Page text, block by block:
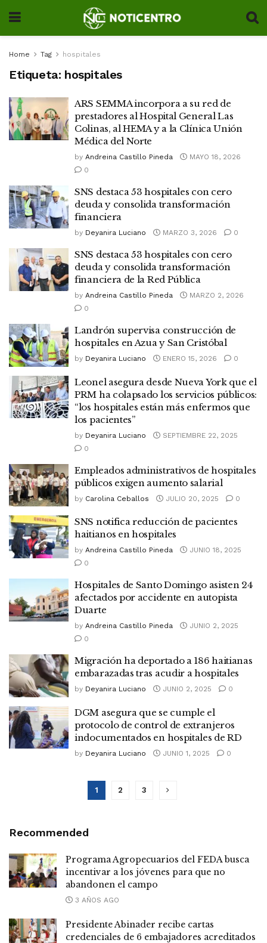
Home Tag hospitales
Etiqueta: hospitales
ARS SEMMA incorpora a su red de
prestadores al Hospital General Las
Colinas, al HEMA y a la Clínica Unión
Médica del Norte
by Andreina Castillo Pineda
MAYO 18, 2026
0
SNS destaca 53 hospitales con cero
deuda y consolida transformación
financiera
by Deyanira Luciano MARZO 3, 2026 0
SNS destaca 53 hospitales con cero
deuda y consolida transformación
financiera de la Red Pública
by Andreina Castillo Pineda
MARZO 2, 2026
0
Landrón supervisa construcción de
hospitales en Azua y San Cristóbal
by Deyanira Luciano ENERO 15, 2026 0
Leonel asegura desde Nueva York que el
PRM ha colapsado los servicios públicos:
“los hospitales están más enfermos que
los pacientes”
by Deyanira Luciano
SEPTIEMBRE 22, 2025
0
Empleados administrativos de hospitales
públicos exigen aumento salarial
by Carolina Ceballos JULIO 20, 2025 0
SNS notifica reducción de pacientes
haitianos en hospitales
by Andreina Castillo Pineda
JUNIO 18, 2025
0
Hospitales de Santo Domingo asisten 24
afectados por accidente en autopista
Duarte
by Andreina Castillo Pineda
JUNIO 2, 2025
0
Migración ha deportado a 186 haitianas
embarazadas tras acudir a hospitales
by Deyanira Luciano JUNIO 2, 2025 0
DGM asegura que se cumple el
protocolo de control de extranjeros
indocumentados en hospitales de RD
by Deyanira Luciano JUNIO 1, 2025 0
1 2 3
Recommended
Programa Agropecuarios del FEDA busca
incentivar a los jóvenes para que no
abandonen el campo
3 AÑOS AGO
Presidente Abinader recibe cartas
credenciales de 6 embajadores acreditados